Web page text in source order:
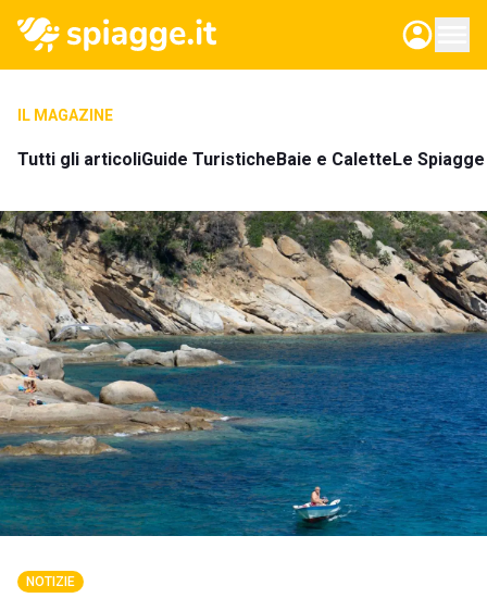
IL MAGAZINE
Tutti gli articoliGuide TuristicheBaie e CaletteLe
NOTIZIE